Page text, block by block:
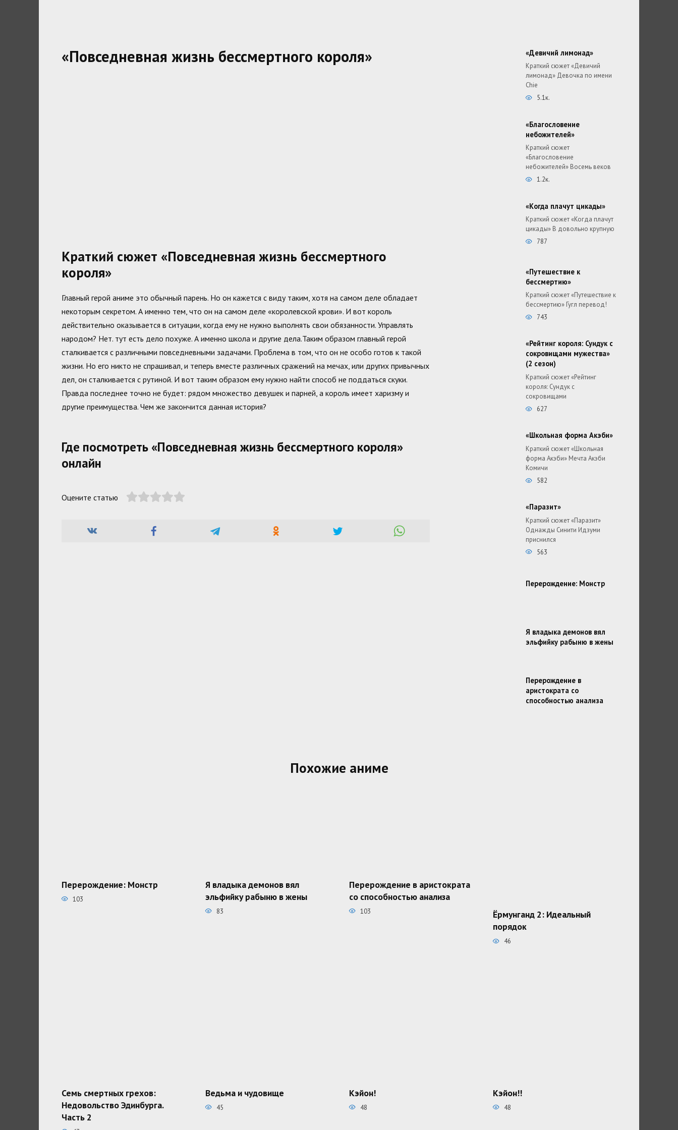
«Повседневная жизнь бессмертного короля»
Краткий сюжет «Повседневная жизнь бессмертного
короля»
Главный герой аниме это обычный парень. Но он кажется с виду таким, хотя на самом деле обладает
некоторым секретом. А именно тем, что он на самом деле «королевской крови». И вот король
действительно оказывается в ситуации, когда ему не нужно выполнять свои обязанности. Управлять
народом? Нет. тут есть дело похуже. А именно школа и другие дела.Таким образом главный герой
сталкивается с различными повседневными задачами. Проблема в том, что он не особо готов к такой
жизни. Но его никто не спрашивал, и теперь вместе различных сражений на мечах, или других привычных
дел, он сталкивается с рутиной. И вот таким образом ему нужно найти способ не поддаться скуки.
Правда последнее точно не будет: рядом множество девушек и парней, а король имеет харизму и
другие преимущества. Чем же закончится данная история?
Где посмотреть «Повседневная жизнь бессмертного короля»
онлайн
Оцените статью
«Девичий лимонад»
Краткий сюжет «Девичий
лимонад» Девочка по имени
Chie
5.1к.
«Благословение
небожителей»
Краткий сюжет
«Благословение
небожителей» Восемь веков
1.2к.
«Когда плачут цикады»
Краткий сюжет «Когда плачут
цикады» В довольно крупную
787
«Путешествие к
бессмертию»
Краткий сюжет «Путешествие к
бессмертию» Гугл перевод!
743
«Рейтинг короля: Сундук с
сокровищами мужества»
(2 сезон)
Краткий сюжет «Рейтинг
короля: Сундук с
сокровищами
627
«Школьная форма Акэби»
Краткий сюжет «Школьная
форма Акэби» Мечта Акэби
Комичи
582
«Паразит»
Краткий сюжет «Паразит»
Однажды Синити Идзуми
приснился
563
Перерождение: Монстр
Я владыка демонов вял
эльфийку рабыню в жены
Перерождение в
аристократа со
способностью анализа
Похожие аниме
Перерождение: Монстр
103
Я владыка демонов вял
эльфийку рабыню в жены
83
Перерождение в аристократа
со способностью анализа
103
Ёрмунганд 2: Идеальный
порядок
46
Семь смертных грехов:
Недовольство Эдинбурга.
Часть 2
Ведьма и чудовище
45
Кэйон!
48
Кэйон!!
48